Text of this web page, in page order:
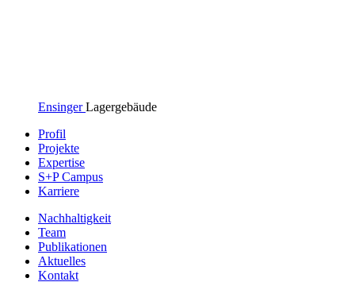
Ensinger Lagergebäude
Profil
Projekte
Expertise
S+P Campus
Karriere
Nachhaltigkeit
Team
Publikationen
Aktuelles
Kontakt